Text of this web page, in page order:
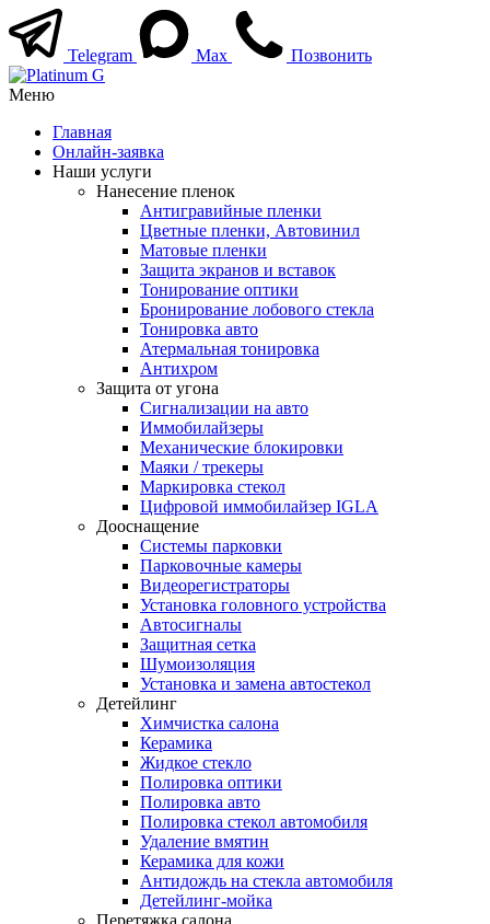
Telegram Max Позвонить
Меню
Главная
Онлайн-заявка
Наши услуги
Нанесение пленок
Антигравийные пленки
Цветные пленки, Автовинил
Матовые пленки
Защита экранов и вставок
Тонирование оптики
Бронирование лобового стекла
Тонировка авто
Атермальная тонировка
Антихром
Защита от угона
Сигнализации на авто
Иммобилайзеры
Механические блокировки
Маяки / трекеры
Маркировка стекол
Цифровой иммобилайзер IGLA
Дооснащение
Системы парковки
Парковочные камеры
Видеорегистраторы
Установка головного устройства
Автосигналы
Защитная сетка
Шумоизоляция
Установка и замена автостекол
Детейлинг
Химчистка салона
Керамика
Жидкое стекло
Полировка оптики
Полировка авто
Полировка стекол автомобиля
Удаление вмятин
Керамика для кожи
Антидождь на стекла автомобиля
Детейлинг-мойка
Перетяжка салона